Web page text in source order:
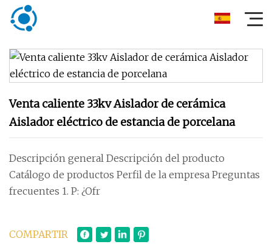
Venta caliente 33kv Aislador de cerámica
Aislador eléctrico de estancia de porcelana
Descripción general Descripción del producto
Catálogo de productos Perfil de la empresa Preguntas
frecuentes 1. P: ¿Ofr
COMPARTIR